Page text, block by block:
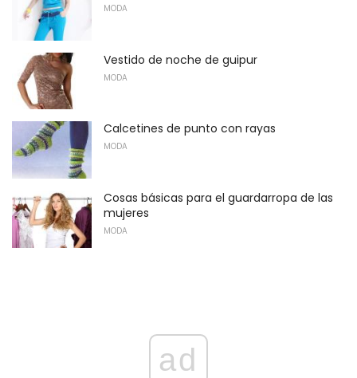
MODA
Vestido de noche de guipur
MODA
Calcetines de punto con rayas
MODA
Cosas básicas para el guardarropa de las
mujeres
MODA
ad